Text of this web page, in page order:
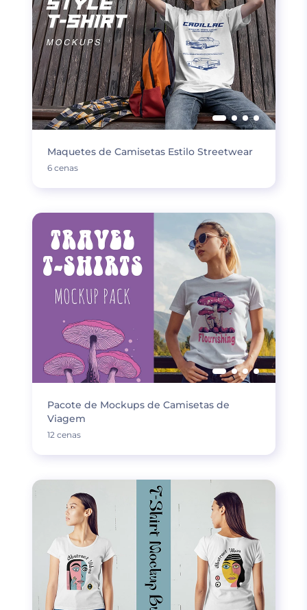
Maquetes de Camisetas Estilo Streetwear
6 cenas
Pacote de Mockups de Camisetas de
Viagem
12 cenas